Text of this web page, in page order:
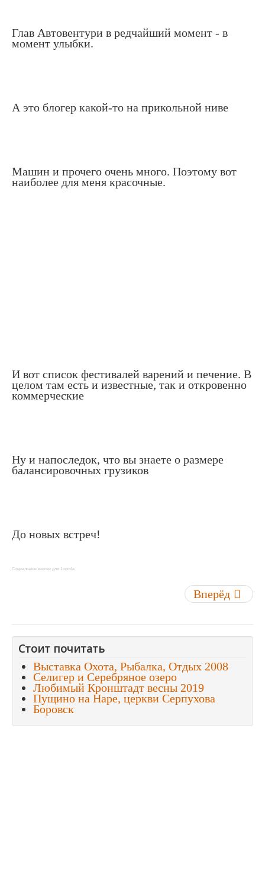
Глав Автовентури в редчайший момент - в
момент улыбки.
А это блогер какой-то на прикольной ниве
Машин и прочего очень много. Поэтому вот
наиболее для меня красочные.
И вот список фестивалей варений и печение. В
целом там есть и известные, так и откровенно
коммерческие
Ну и напоследок, что вы знаете о размере
балансировочных грузиков
До новых встреч!
Социальные кнопки для Joomla
Вперёд
Стоит почитать
Выставка Охота, Рыбалка, Отдых 2008
Селигер и Серебряное озеро
Любимый Кронштадт весны 2019
Пущино на Наре, церкви Серпухова
Боровск